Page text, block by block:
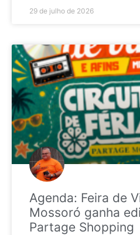
29 de julho de 2026
Agenda: Feira de
Mossoró ganha
Partage Shopping